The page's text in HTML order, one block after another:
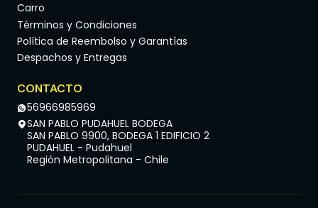
Carro
Términos y Condiciones
Política de Reembolso y Garantías
Despachos y Entregas
CONTACTO
56966985969
SAN PABLO PUDAHUEL BODEGA
SAN PABLO 9900, BODEGA 1 EDIFICIO 2
PUDAHUEL - Pudahuel
Región Metropolitana - Chile